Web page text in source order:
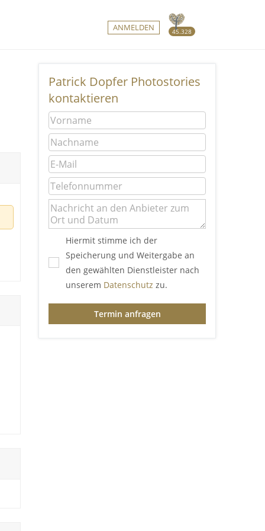
45.328
ANMELDEN
Patrick Dopfer Photostories
kontaktieren
Hiermit stimme ich der
Speicherung und Weitergabe an
den gewählten Dienstleister nach
unserem Datenschutz zu.
Termin anfragen